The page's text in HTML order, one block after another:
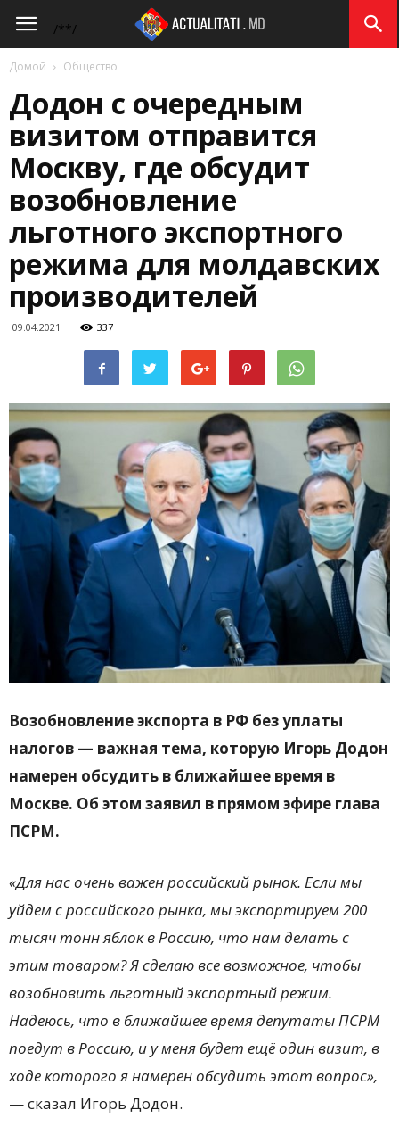
/**/
Actualitati.md
Домой Общество
Додон с очередным
визитом отправится
Москву, где обсудит
возобновление
льготного экспортного
режима для молдавских
производителей
09.04.2021 337
Возобновление экспорта в РФ без уплаты
налогов — важная тема, которую Игорь Додон
намерен обсудить в ближайшее время в
Москве. Об этом заявил в прямом эфире глава
ПСРМ.
«Для нас очень важен российский рынок. Если мы
уйдем с российского рынка, мы экспортируем 200
тысяч тонн яблок в Россию, что нам делать с
этим товаром? Я сделаю все возможное, чтобы
возобновить льготный экспортный режим.
Надеюсь, что в ближайшее время депутаты ПСРМ
поедут в Россию, и у меня будет ещё один визит, в
ходе которого я намерен обсудить этот вопрос»,
— сказал Игорь Додон.